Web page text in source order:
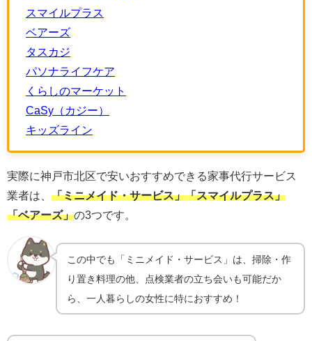
スマイルプラス
ベアーズ
タスカジ
パソナライフケア
くらしのマーケット
CaSy（カジー）
キッズライン
実際に神戸市北区で安いおすすめできる家事代行サービス
業者は、 「ミニメイド・サービス」「スマイルプラス」
「ベアーズ」の3つです。
この中でも「 ミニメイド・サービス 」は、掃除・作
り置き料理の他、
点検業者の立ち会いも可能だか
ら
、一人暮らしの女性に特におすすめ！